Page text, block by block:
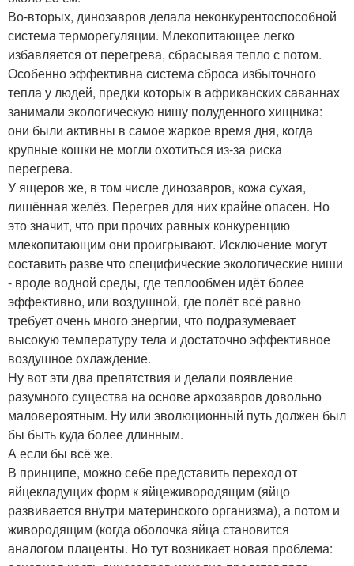
Во-вторых, динозавров делала неконкурентоспособной
система терморегуляции. Млекопитающее легко
избавляется от перегрева, сбрасывая тепло с потом.
Особенно эффективна система сброса избыточного
тепла у людей, предки которых в африканских саваннах
занимали экологическую нишу полуденного хищника:
они были активны в самое жаркое время дня, когда
крупные кошки не могли охотиться из-за риска
перегрева.
У ящеров же, в том числе динозавров, кожа сухая,
лишённая желёз. Перегрев для них крайне опасен. Но
это значит, что при прочих равных конкуренцию
млекопитающим они проигрывают. Исключение могут
составить разве что специфические экологические ниши
- вроде водной среды, где теплообмен идёт более
эффективно, или воздушной, где полёт всё равно
требует очень много энергии, что подразумевает
высокую температуру тела и достаточно эффективное
воздушное охлаждение.
Ну вот эти два препятствия и делали появление
разумного существа на основе архозавров довольно
маловероятным. Ну или эволюционный путь должен был
бы быть куда более длинным.
А если бы всё же.
В принципе, можно себе представить переход от
яйцекладущих форм к яйцеживородящим (яйцо
развивается внутри материнского организма), а потом и
живородящим (когда оболочка яйца становится
аналогом плаценты. Но тут возникает новая проблема: